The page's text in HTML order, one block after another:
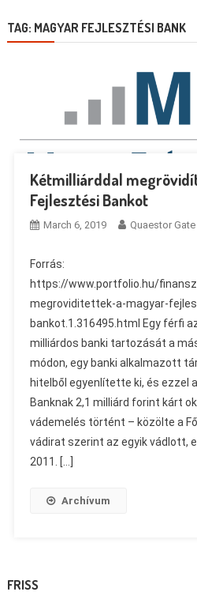
TAG: MAGYAR FEJLESZTÉSI BANK
Kétmilliárddal
Fejlesztési Bankot
March 6, 2019 Quaestor Gate
Forrás:
https://www.portfolio.hu/
megroviditettek-a-magyar-
bankot.1.316495.html Egy férfi
milliárdos banki tartozását a
módon, egy banki alkalmazott
hitelből egyenlítette ki, és ezzel
Banknak 2,1 milliárd forint kárt
vádemelés történt – közölte a
vádirat szerint az egyik vádlott,
2011. […]
Archívum
FRISS